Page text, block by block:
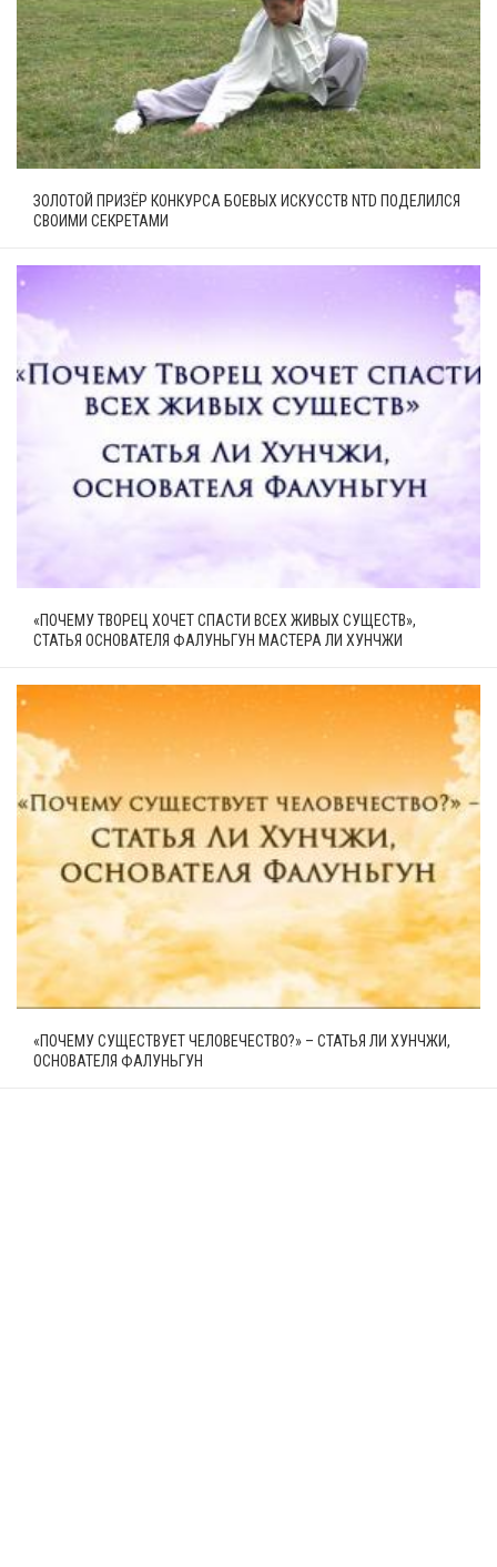
ЗОЛОТОЙ ПРИЗЁР КОНКУРСА БОЕВЫХ ИСКУССТВ NTD ПОДЕЛИЛСЯ
СВОИМИ СЕКРЕТАМИ
«ПОЧЕМУ ТВОРЕЦ ХОЧЕТ СПАСТИ ВСЕХ ЖИВЫХ СУЩЕСТВ»,
СТАТЬЯ ОСНОВАТЕЛЯ ФАЛУНЬГУН МАСТЕРА ЛИ ХУНЧЖИ
«ПОЧЕМУ СУЩЕСТВУЕТ ЧЕЛОВЕЧЕСТВО?» – СТАТЬЯ ЛИ ХУНЧЖИ,
ОСНОВАТЕЛЯ ФАЛУНЬГУН